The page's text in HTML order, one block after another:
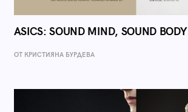
ASICS: SOUND MIND, SOUND BODY
ОТ КРИСТИЯНА БУРДЕВА